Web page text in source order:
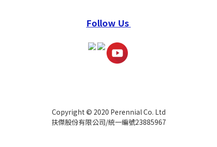
Follow Us
Copyright © 2020 Perennial Co. Ltd
扶傑股份有限公司/統一編號23885967